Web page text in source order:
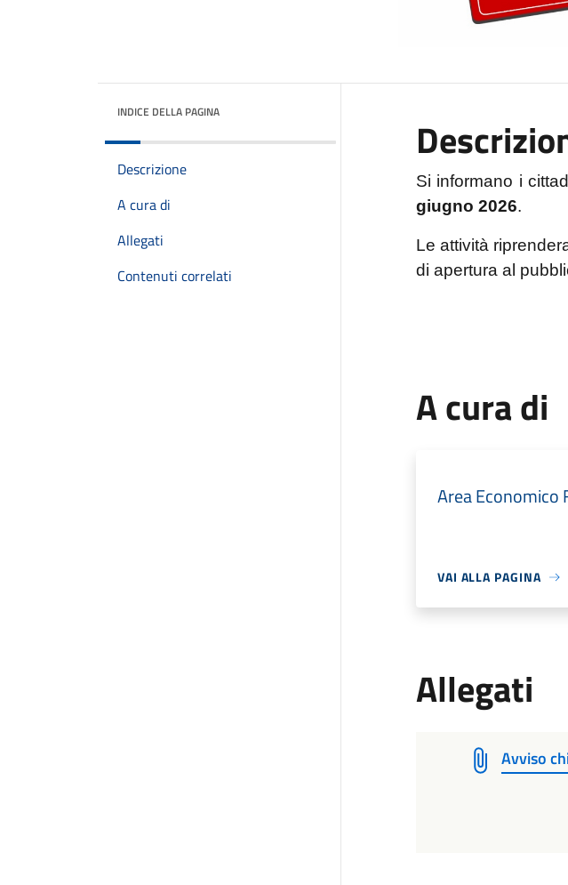
INDICE DELLA PAGINA
Descrizione
A cura di
Allegati
Contenuti correlati
Si informano i
giugno 2026.
Le attività
di apertura al
A cura di
Area Economico
VAI ALLA PAGINA
Allegati
Avviso